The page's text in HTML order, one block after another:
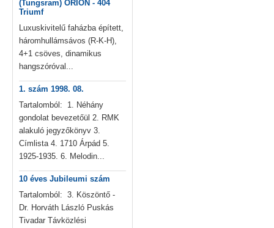
(Tungsram) ORION - 404
Triumf
Luxuskivitelű faházba épített,
háromhullámsávos (R-K-H),
4+1 csöves, dinamikus
hangszóróval...
1. szám 1998. 08.
Tartalomból: 1. Néhány
gondolat bevezetőül 2. RMK
alakuló jegyzőkönyv 3.
Címlista 4. 1710 Árpád 5.
1925-1935. 6. Melodin...
10 éves Jubileumi szám
Tartalomból: 3. Köszöntő -
Dr. Horváth László Puskás
Tivadar Távközlési